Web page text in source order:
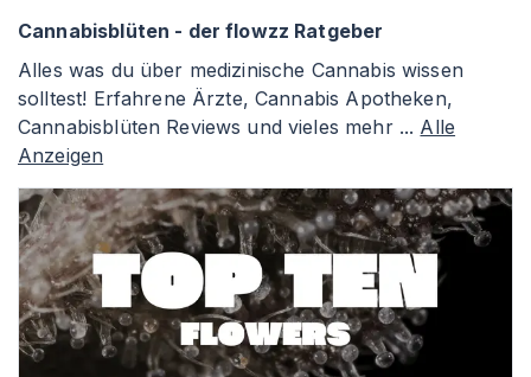
Cannabisblüten - der flowzz Ratgeber
Alles was du über medizinische Cannabis wissen
solltest! Erfahrene Ärzte, Cannabis Apotheken,
Cannabisblüten Reviews und vieles mehr ... Alle
Anzeigen